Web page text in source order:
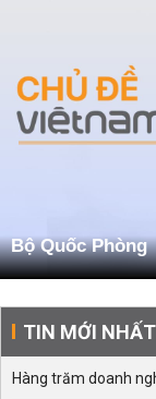
Bộ Quốc Phòng
TIN MỚI NHẤT
Hàng trăm doanh